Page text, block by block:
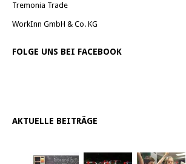
Tremonia Trade
WorkInn GmbH & Co. KG
FOLGE UNS BEI FACEBOOK
AKTUELLE BEITRÄGE